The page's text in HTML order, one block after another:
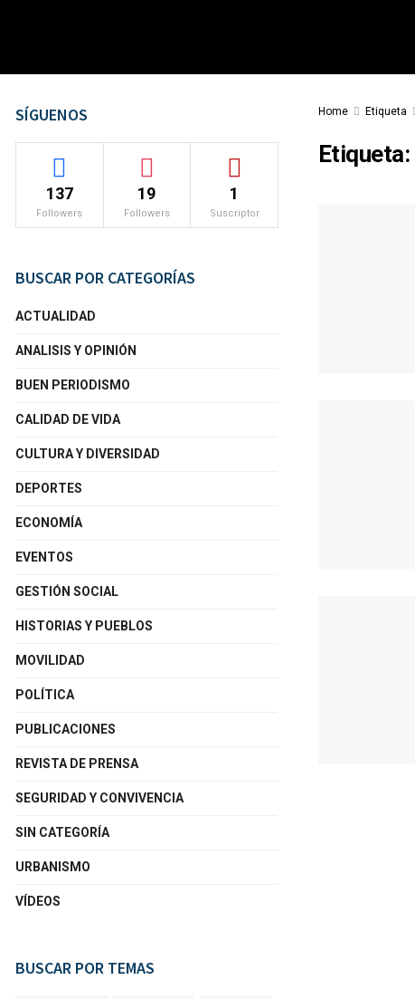
Home Etiqueta
Etiqueta:
SÍGUENOS
137
Followers
19
Followers
1
Suscriptor
BUSCAR POR CATEGORÍAS
ACTUALIDAD
ANALISIS Y OPINIÓN
BUEN PERIODISMO
CALIDAD DE VIDA
CULTURA Y DIVERSIDAD
DEPORTES
ECONOMÍA
EVENTOS
GESTIÓN SOCIAL
HISTORIAS Y PUEBLOS
MOVILIDAD
POLÍTICA
PUBLICACIONES
REVISTA DE PRENSA
SEGURIDAD Y CONVIVENCIA
SIN CATEGORÍA
URBANISMO
VÍDEOS
BUSCAR POR TEMAS